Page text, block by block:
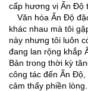
cấp hương vị Ấn Độ
Văn hóa Ấn Độ
khác nhau mà tôi
này nhưng tôi luôn
đang lan rộng khắp
Bản trong thời kỳ
công tác đến Ấn
cảm thấy phiền lòng.